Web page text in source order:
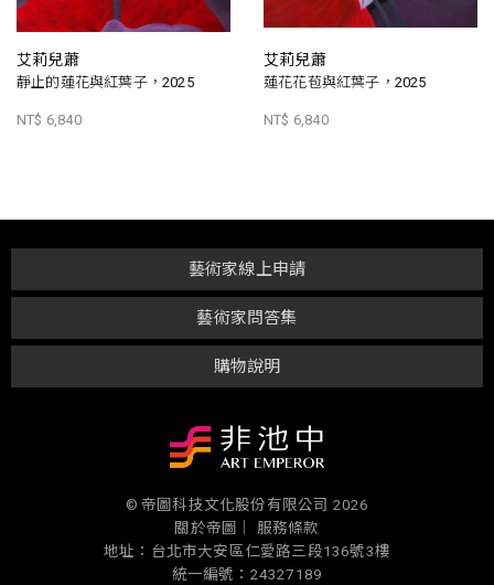
艾莉兒蕭
靜止的蓮花與紅葉子，2025
NT$ 6,840
艾莉兒蕭
蓮花花苞與紅葉子，2025
NT$ 6,840
購物說明
藝術家問答集
藝術家線上申請
© 帝圖科技文化股份有限公司 2026
關於帝圖｜
服務條款
地址：台北市大安區仁愛路三段136號3樓
統一編號：24327189